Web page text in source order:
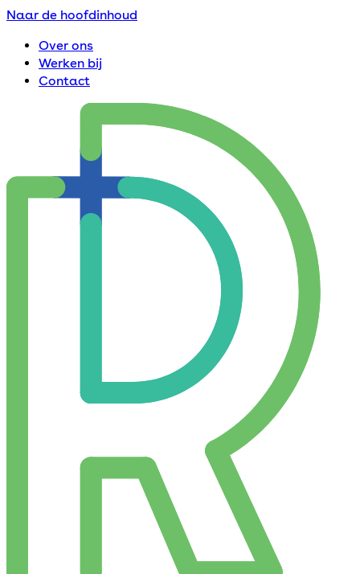
Naar de hoofdinhoud
Over ons
Werken bij
Contact